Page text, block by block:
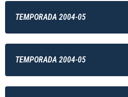
TEMPORADA 2004-05
TEMPORADA 2004-05